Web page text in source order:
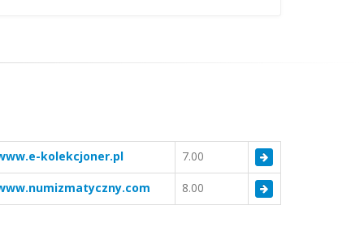
kolekcjoner.pl 7.00
8.00